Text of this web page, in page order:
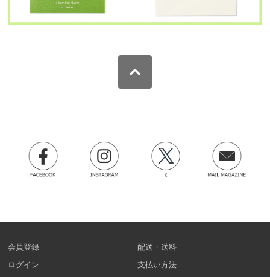
会員登録
ログイン
配送・送料
支払い方法